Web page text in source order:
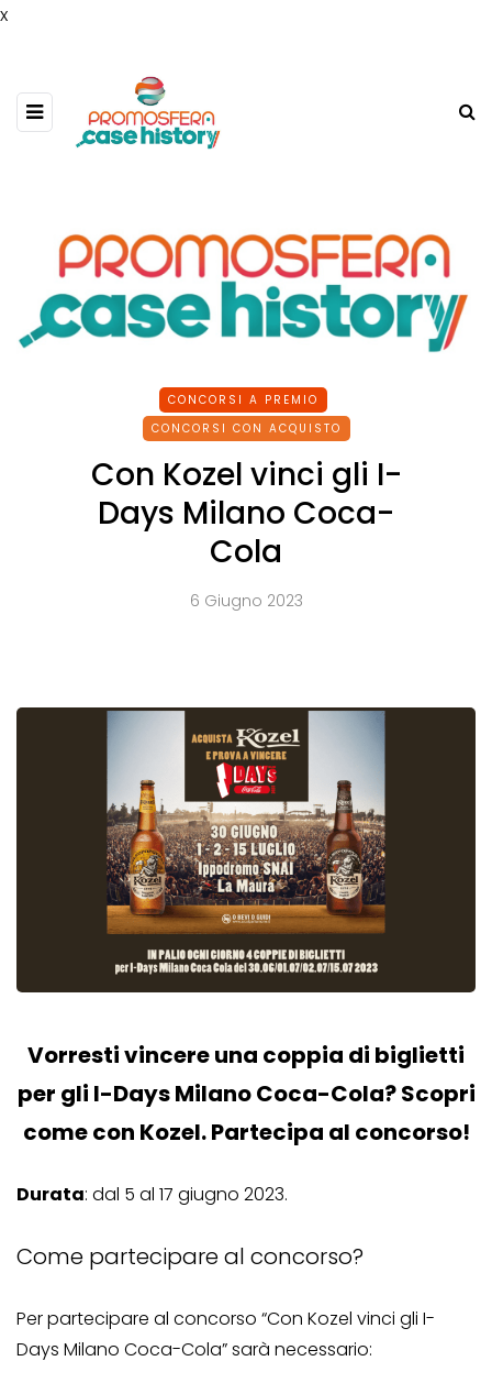
x
CONCORSI A PREMIO
CONCORSI CON ACQUISTO
Con Kozel vinci gli I-
Days Milano Coca-
Cola
6 Giugno 2023
Vorresti vincere una coppia di biglietti
per gli I-Days Milano Coca-Cola? Scopri
come con Kozel. Partecipa al concorso!
Durata: dal 5 al 17 giugno 2023.
Come partecipare al concorso?
Per partecipare al concorso “Con Kozel vinci gli I-
Days Milano Coca-Cola” sarà necessario: